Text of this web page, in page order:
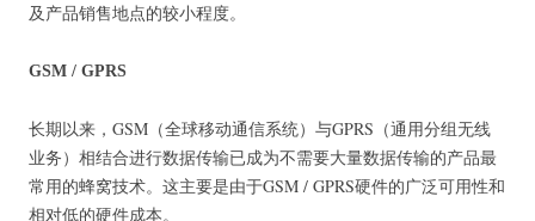
及产品销售地点的较小程度。
GSM / GPRS
长期以来，GSM（全球移动通信系统）与GPRS（通用分组无线
业务）相结合进行数据传输已成为不需要大量数据传输的产品最
常用的蜂窝技术。 这主要是由于GSM / GPRS硬件的广泛可用性和
相对低的硬件成本。